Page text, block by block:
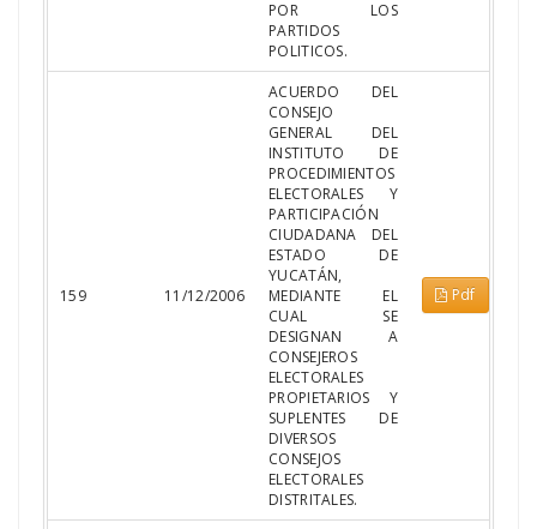
POR LOS
PARTIDOS
POLITICOS.
159 11/12/2006
ACUERDO DEL
CONSEJO
GENERAL DEL
INSTITUTO DE
PROCEDIMIENTOS
ELECTORALES Y
PARTICIPACIÓN
CIUDADANA DEL
ESTADO DE
YUCATÁN,
MEDIANTE EL
CUAL SE
DESIGNAN A
CONSEJEROS
ELECTORALES
PROPIETARIOS Y
SUPLENTES DE
DIVERSOS
CONSEJOS
ELECTORALES
DISTRITALES.
Pdf